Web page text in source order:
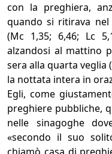
con la preghiera,
quando si ritirava
(Mc 1,35; 6,46; Lc
alzandosi al mattino
sera alla quarta veglia
la nottata intera in
Egli, come
preghiere pubbliche,
nelle sinagoghe
«secondo il suo